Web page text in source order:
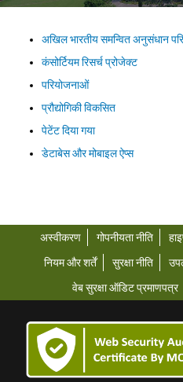
अखिल भारतीय समन्वित अनुसंधान
कंसोर्टियम रिसर्च प्रोजेक्ट
परियोजनाओं
प्रौद्योगिकी विकसित
पेटेंट दिया गया
डेटाबेस और मोबाइल ऐप्स
अस्वीकरण गोपनीयता नीति
नियम और शर्तें
सुरक्षा नीति
वेब सुरक्षा ऑडिट प्रमाणपत्र